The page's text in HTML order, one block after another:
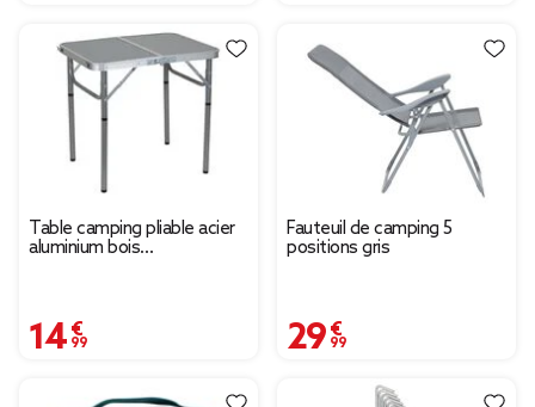
Table camping pliable acier
aluminium bois
14,99 €
Fauteuil de camping 5
positions gris
29,99 €